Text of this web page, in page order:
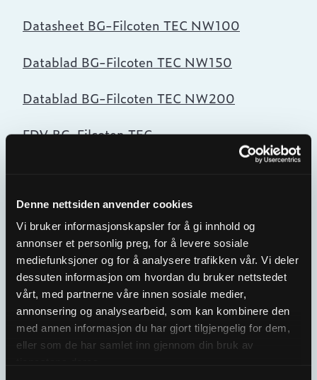
Denne nettsiden anvender cookies
Vi bruker informasjonskapsler for å gi innhold og
annonser et personlig preg, for å levere sosiale
mediefunksjoner og for å analysere trafikken vår. Vi deler
dessuten informasjon om hvordan du bruker nettstedet
vårt, med partnerne våre innen sosiale medier,
annonsering og analysearbeid, som kan kombinere den
med annen informasjon du har gjort tilgjengelig for dem,
eller som de har samlet inn gjennom din bruk av
Datasheet BG-Filcoten TEC NW100
Datablad BG-Filcoten TEC NW150
Datablad BG-Filcoten TEC NW200
FDV BG-Filcoten TEC
BG-Filcoten PRO
dreneringsrenner
Last ned monteringsanvisning for BG-
Filcoten PRO
Datablad BG-Filcoten PRO NW100